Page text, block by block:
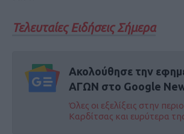
Τελευταίες Ειδήσεις Σήμερα
Ακολούθησε την
ΑΓΩΝ στο Google
Όλες οι εξελίξεις στην
Καρδίτσας και ευρύτερα